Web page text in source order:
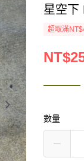
星空下
超取滿
數量